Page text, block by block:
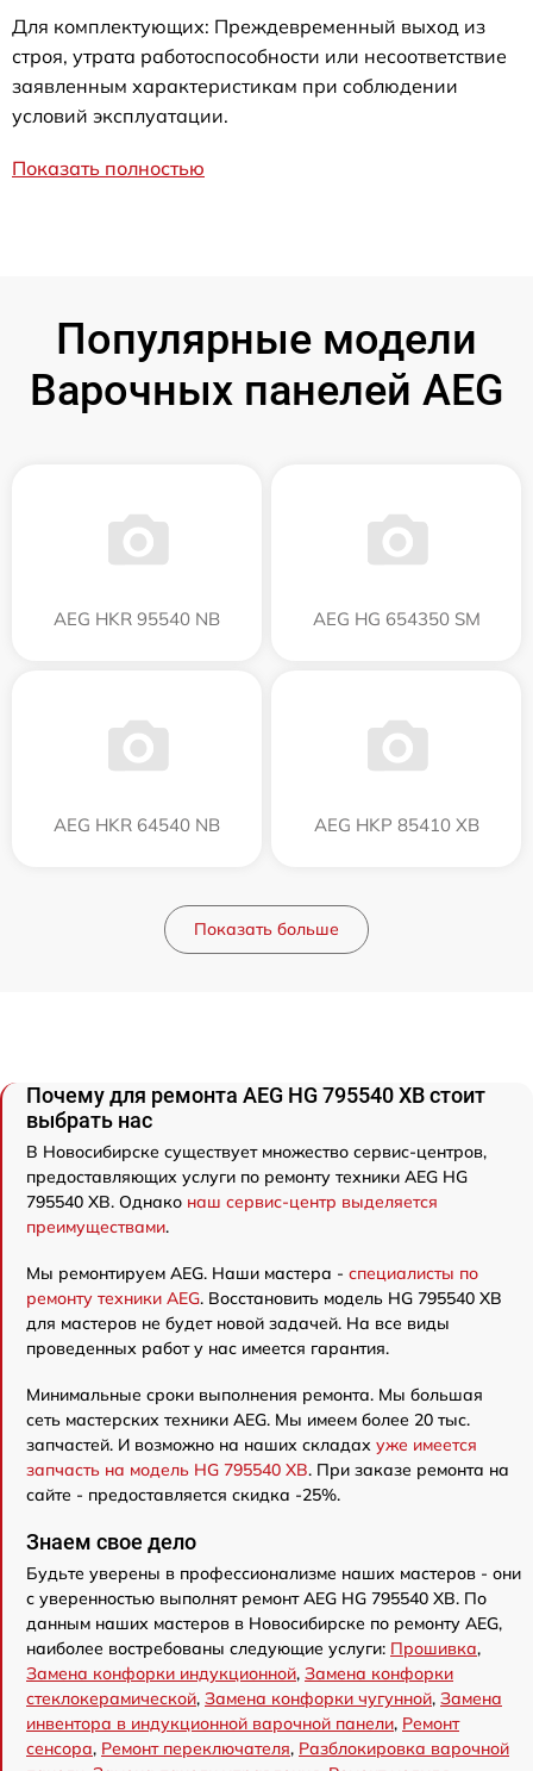
Для комплектующих: Преждевременный выход из
строя, утрата работоспособности или несоответствие
заявленным характеристикам при соблюдении
условий эксплуатации.
Показать полностью
Популярные модели
Варочных панелей AEG
AEG HKR 95540 NB AEG HG 654350 SM
AEG HKR 64540 NB AEG HKP 85410 XB
Показать больше
Почему для ремонта AEG HG 795540 XB стоит
выбрать нас
В Новосибирске существует множество сервис-центров,
предоставляющих услуги по ремонту техники AEG HG
795540 XB. Однако наш сервис-центр выделяется
преимуществами.
Мы ремонтируем AEG. Наши мастера - специалисты по
ремонту техники AEG. Восстановить модель HG 795540 XB
для мастеров не будет новой задачей. На все виды
проведенных работ у нас имеется гарантия.
Минимальные сроки выполнения ремонта. Мы большая
сеть мастерских техники AEG. Мы имеем более 20 тыс.
запчастей. И возможно на наших складах уже имеется
запчасть на модель HG 795540 XB. При заказе ремонта на
сайте - предоставляется скидка -25%.
Знаем свое дело
Будьте уверены в профессионализме наших мастеров - они
с уверенностью выполнят ремонт AEG HG 795540 XB. По
данным наших мастеров в Новосибирске по ремонту AEG,
наиболее востребованы следующие услуги: Прошивка,
Замена конфорки индукционной, Замена конфорки
стеклокерамической, Замена конфорки чугунной, Замена
инвентора в индукционной варочной панели, Ремонт
сенсора, Ремонт переключателя, Разблокировка варочной